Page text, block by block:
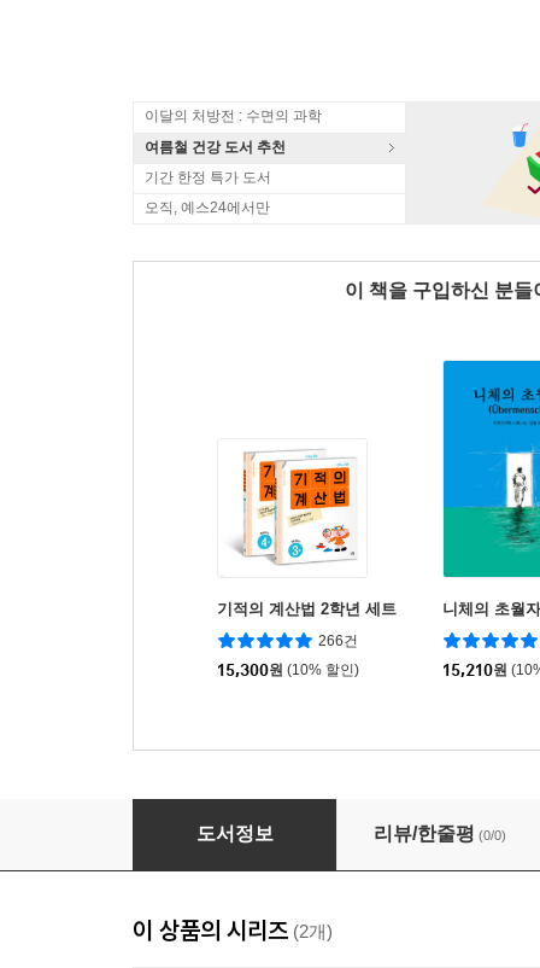
이달의 처방전 : 수면의 과학
여름철 건강 도서 추천
기간 한정 특가 도서
오직, 예스24에서만
이 책을 구입하신 분
기적의 계산법 2학년 세트
266건
15,300원 (10% 할인)
니체의 초월자
15,210원
한 손에 쏙 미로찾기 2
도서정보 리뷰/한줄평 (0/0)
이 상품의 시리즈 (2개)